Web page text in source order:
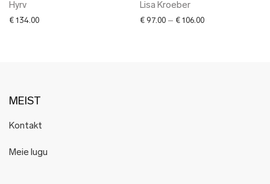
Hyrv
€ 134.00
Lisa Kroeber
€ 97.00 – € 106.00Price range: €
MEIST
Kontakt
Meie lugu